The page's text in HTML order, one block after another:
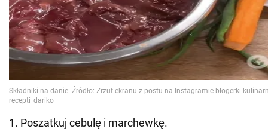
1. Poszatkuj cebulę i marchewkę.